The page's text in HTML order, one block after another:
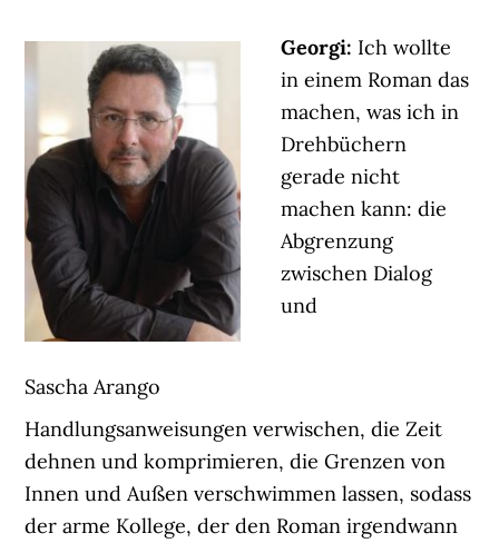
Sascha Arango
Georgi: Ich wollte
in einem Roman das
machen, was ich in
Drehbüchern
gerade nicht
machen kann: die
Abgrenzung
zwischen Dialog
und
Handlungsanweisungen verwischen, die Zeit
dehnen und komprimieren, die Grenzen von
Innen und Außen verschwimmen lassen, sodass
der arme Kollege, der den Roman irgendwann